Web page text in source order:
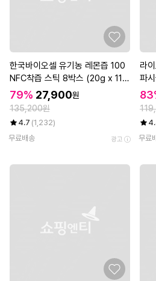
한국바이오셀 유기농 레몬즙 100
NFC착즙 스틱 8박스 (20g x 112
포)
79% 27,900원
135,200원
4.7 (1,232)
무료배송
광고
라
파
0포)
무료